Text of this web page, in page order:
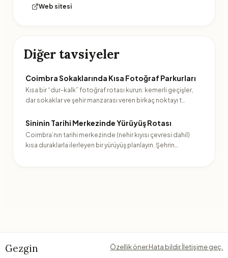
Web sitesi
Diğer tavsiyeler
Coimbra Sokaklarında Kısa Fotoğraf Parkurları
Kısa bir “dur-kalk” fotoğraf rotası kurun: kemerli geçişler,
dar sokaklar ve şehir manzarası veren birkaç noktayı t…
Sininin Tarihi Merkezinde Yürüyüş Rotası
Coimbra’nın tarihi merkezinde (nehir kıyısı çevresi dahil)
kısa duraklarla ilerleyen bir yürüyüş planlayın. Şehrin…
Gezgin Özellik öner.Hata bildir.İletişime geç.